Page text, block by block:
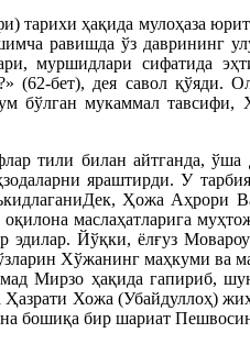
ҳақида мулоҳаза
равишда ўз
муршидлари сифатида
(62-бет), дея савол
бўлган мукаммал
тили билан айтганда, ўша
яраштирди. У
Ҳожа
маслаҳатларига
эдилар. Йўқки, ёлғуз
Хўжанинг маҳкуми ва
Мирзо ҳақида гапириб,
Ҳазрати Хожа (Убайдуллоҳ)
бошиқа бир шариат